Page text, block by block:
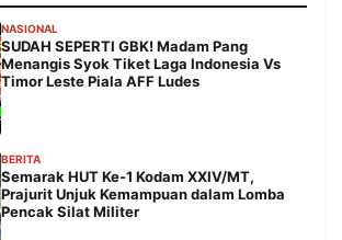
NASIONAL
SUDAH SEPERTI GBK! Madam Pang
Menangis Syok Tiket Laga Indonesia Vs
Timor Leste Piala AFF Ludes
BERITA
Semarak HUT Ke-1 Kodam XXIV/MT,
Prajurit Unjuk Kemampuan dalam Lomba
Pencak Silat Militer